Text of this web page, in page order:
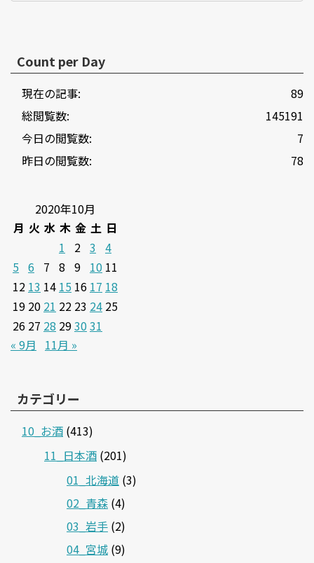
Count per Day
89
現在の記事:
145191
総閲覧数:
7
今日の閲覧数:
78
昨日の閲覧数:
2020年10月
月 火 水 木 金 土 日
1
2 3 4
5 6 7 8 9 10 11
12 13 14 15 16 17 18
19 20 21 22 23 24 25
26 27 28 293031
« 9月
11月 »
カテゴリー
10_お酒 (413)
11_日本酒 (201)
01_北海道 (3)
02_青森 (4)
03_岩手 (2)
04_宮城 (9)